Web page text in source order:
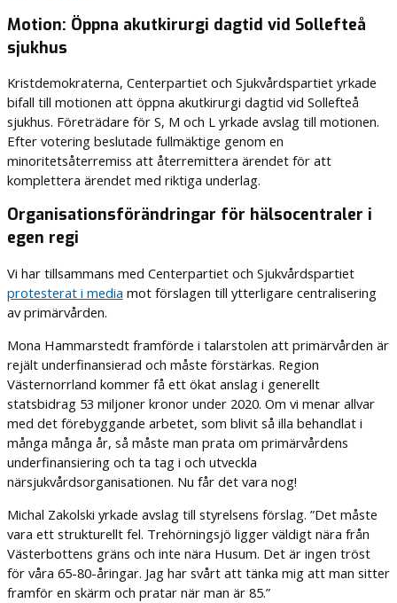
Motion: Öppna akutkirurgi dagtid vid Sollefteå
sjukhus
Kristdemokraterna, Centerpartiet och Sjukvårdspartiet yrkade
bifall till motionen att öppna akutkirurgi dagtid vid Sollefteå
sjukhus. Företrädare för S, M och L yrkade avslag till motionen.
Efter votering beslutade fullmäktige genom en
minoritetsåterremiss att återremittera ärendet för att
komplettera ärendet med riktiga underlag.
Organisationsförändringar för hälsocentraler i
egen regi
Vi har tillsammans med Centerpartiet och Sjukvårdspartiet
protesterat i media mot förslagen till ytterligare centralisering
av primärvården.
Mona Hammarstedt framförde i talarstolen att primärvården är
rejält underfinansierad och måste förstärkas. Region
Västernorrland kommer få ett ökat anslag i generellt
statsbidrag 53 miljoner kronor under 2020. Om vi menar allvar
med det förebyggande arbetet, som blivit så illa behandlat i
många många år, så måste man prata om primärvårdens
underfinansiering och ta tag i och utveckla
närsjukvårdsorganisationen. Nu får det vara nog!
Michal Zakolski yrkade avslag till styrelsens förslag. ”Det måste
vara ett strukturellt fel. Trehörningsjö ligger väldigt nära från
Västerbottens gräns och inte nära Husum. Det är ingen tröst
för våra 65-80-åringar. Jag har svårt att tänka mig att man sitter
framför en skärm och pratar när man är 85.”